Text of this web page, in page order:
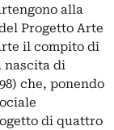
alla
Progetto Arte
il compito di
nascita di
che, ponendo
di quattro